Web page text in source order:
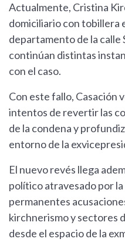
Actualmente, Cristina
domiciliario con tobillera
departamento de la calle
continúan distintas
con el caso.
Con este fallo, Casación
intentos de revertir las
de la condena y
entorno de la
El nuevo revés llega
político atravesado por
permanentes
kirchnerismo y sectores
desde el espacio de la